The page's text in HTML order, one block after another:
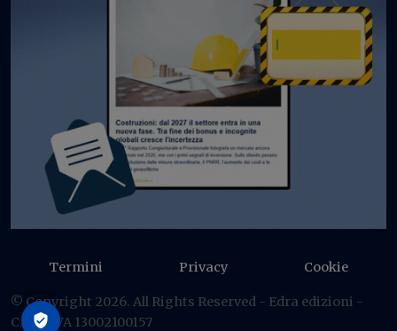
Termini Privacy Cookie
© Copyright 2026. All Rights Reserved - Edra edizioni -
C.F./P IVA 13002100157